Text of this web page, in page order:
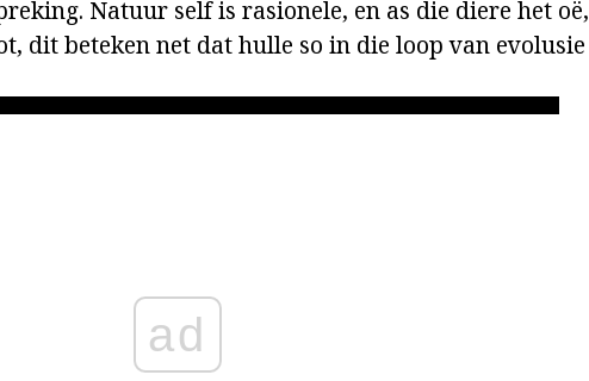
Natuur self is rasionele, en as die diere het oë,
dit beteken net dat hulle so in die loop van evolusie
ad